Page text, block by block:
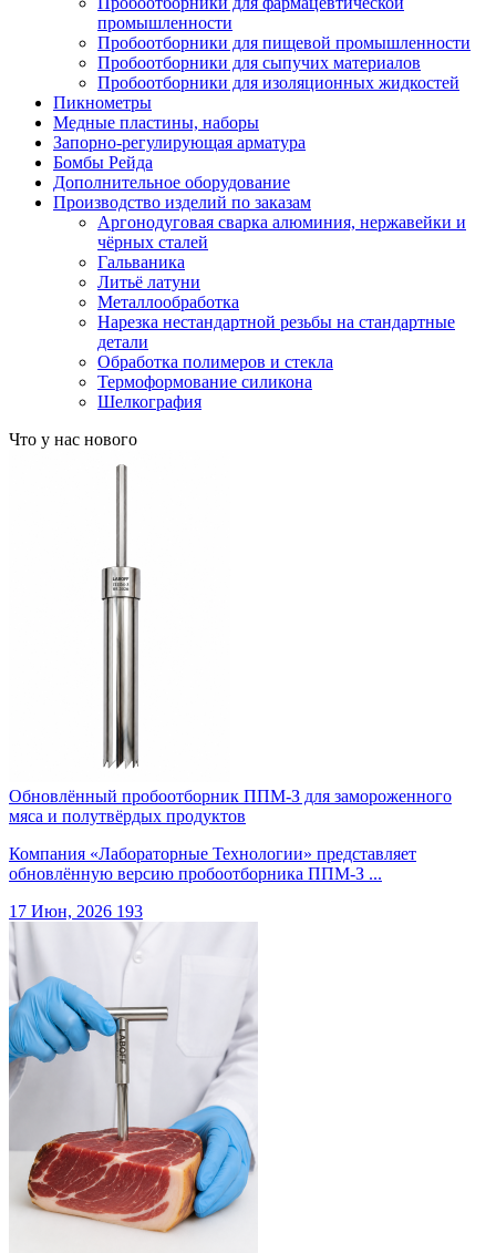
промышленности
Пробоотборники для пищевой промышленности
Пробоотборники для сыпучих материалов
Пробоотборники для изоляционных жидкостей
Пикнометры
Медные пластины, наборы
Запорно-регулирующая арматура
Бомбы Рейда
Дополнительное оборудование
Производство изделий по заказам
Аргонодуговая сварка алюминия, нержавейки и
чёрных сталей
Гальваника
Литьё латуни
Металлообработка
Нарезка нестандартной резьбы на стандартные
детали
Обработка полимеров и стекла
Термоформование силикона
Шелкография
Что у нас нового
Обновлённый пробоотборник ППМ-З для замороженного
мяса и полутвёрдых продуктов
Компания «Лабораторные Технологии» представляет
обновлённую версию пробоотборника ППМ-З ...
17 Июн, 2026 193